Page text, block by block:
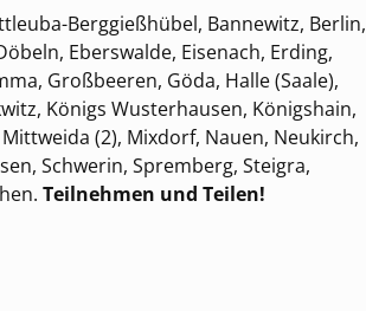
Berggießhübel, Bannewitz, Berlin,
Eberswalde, Eisenach, Erding,
Großbeeren, Göda, Halle (Saale),
Königs Wusterhausen, Königshain,
(2), Mixdorf, Nauen, Neukirch,
Schwerin, Spremberg, Steigra,
Teilnehmen und Teilen!